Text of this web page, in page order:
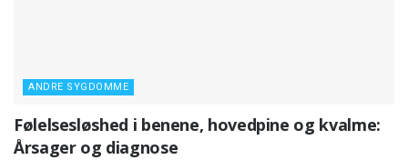
ANDRE SYGDOMME
Følelsesløshed i benene, hovedpine og kvalme:
Årsager og diagnose